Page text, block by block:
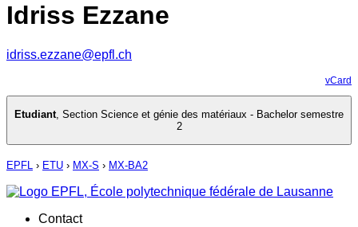
Idriss Ezzane
idriss.ezzane@epfl.ch
vCard
Etudiant, Section Science et génie des matériaux - Bachelor semestre
2
EPFL › ETU › MX-S › MX-BA2
Contact